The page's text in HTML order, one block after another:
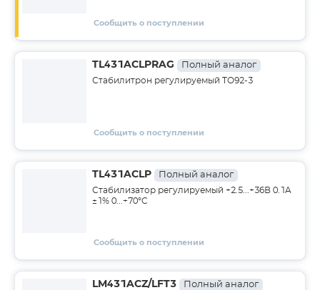
Сообщить о поступлении
TL431ACLPRAG Полный аналог
Стабилитрон регулируемый TO92-3
Сообщить о поступлении
TL431ACLP Полный аналог
Стабилизатор регулируемый +2.5...+36В 0.1A
±1% 0...+70°C
Сообщить о поступлении
LM431ACZ/LFT3 Полный аналог